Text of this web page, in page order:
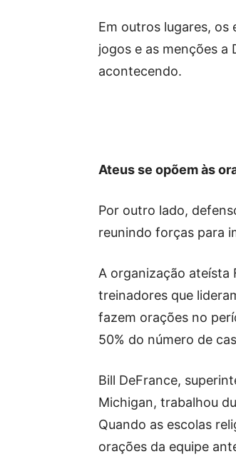
Em outros lugares,
jogos e as menções a
acontecendo.
Ateus se opõem às
Por outro lado,
reunindo forças para
A organização ateísta
treinadores que
fazem orações no
50% do número de
Bill DeFrance,
Michigan, trabalhou
Quando as escolas
orações da equipe